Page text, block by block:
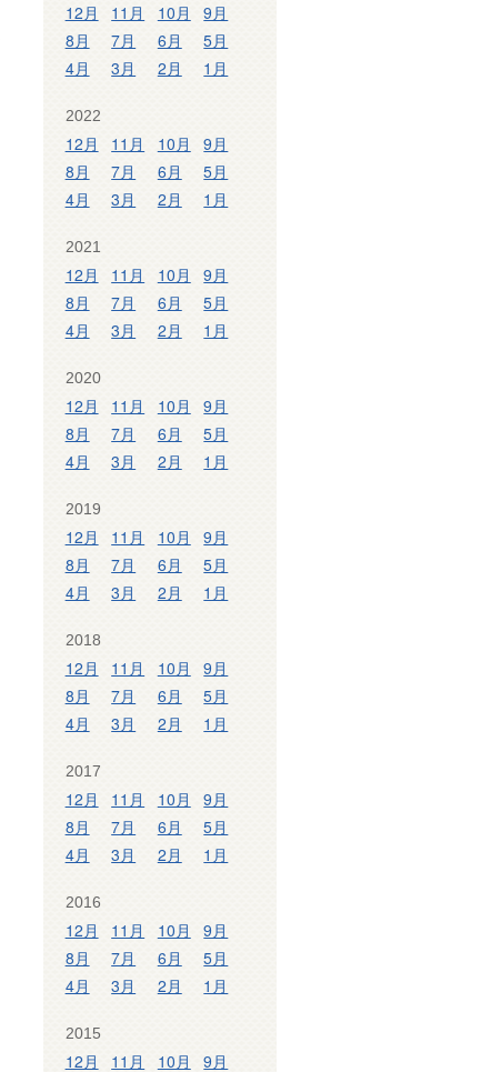
12月 11月 10月
9月
8月
7月 6月
5月
4月
3月 2月 1月
2022
12月 11月 10月
9月
8月
7月 6月
5月
4月
3月 2月 1月
2021
12月 11月 10月
9月
8月
7月 6月
5月
4月
3月 2月 1月
2020
12月 11月 10月
9月
8月
7月 6月
5月
4月
3月 2月 1月
2019
12月 11月 10月
9月
8月
7月 6月
5月
4月
3月 2月 1月
2018
12月 11月 10月
9月
8月
7月 6月
5月
4月
3月 2月 1月
2017
12月 11月 10月
9月
8月
7月 6月
5月
4月
3月 2月 1月
2016
12月 11月 10月
9月
8月
7月 6月
5月
4月
3月 2月 1月
2015
12月 11月 10月
9月